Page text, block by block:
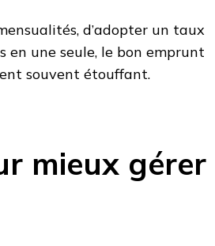
d’adopter un taux
en une seule, le bon emprunt
souvent étouffant.
mieux gérer